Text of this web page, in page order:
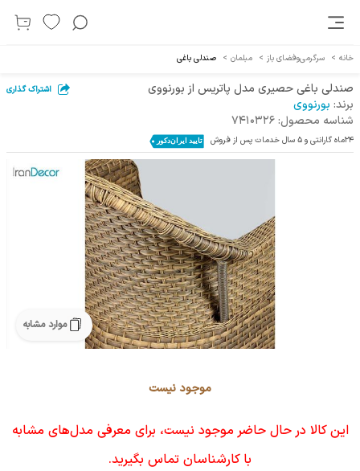
خانه > سرگرمی‌و‌فضای باز > مبلمان > صندلی‌ باغی
صندلی باغی حصیری مدل پاتریس از بورنووی اشتراک گذاری
برند: بورنووی
شناسه محصول:7410326
24ماه گارانتی و 5 سال خدمات پس از فروش
موارد مشابه
موجود نیست
این کالا در حال حاضر موجود نیست، برای معرفی مدل‌های مشابه
با کارشناسان تماس بگیرید.